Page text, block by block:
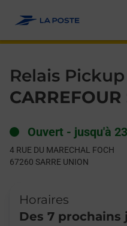
Relais Pickup
Ouvert - jusqu'à
4 RUE DU MARECHAL FOCH
67260 SARRE UNION
Horaires
Des 7 prochains